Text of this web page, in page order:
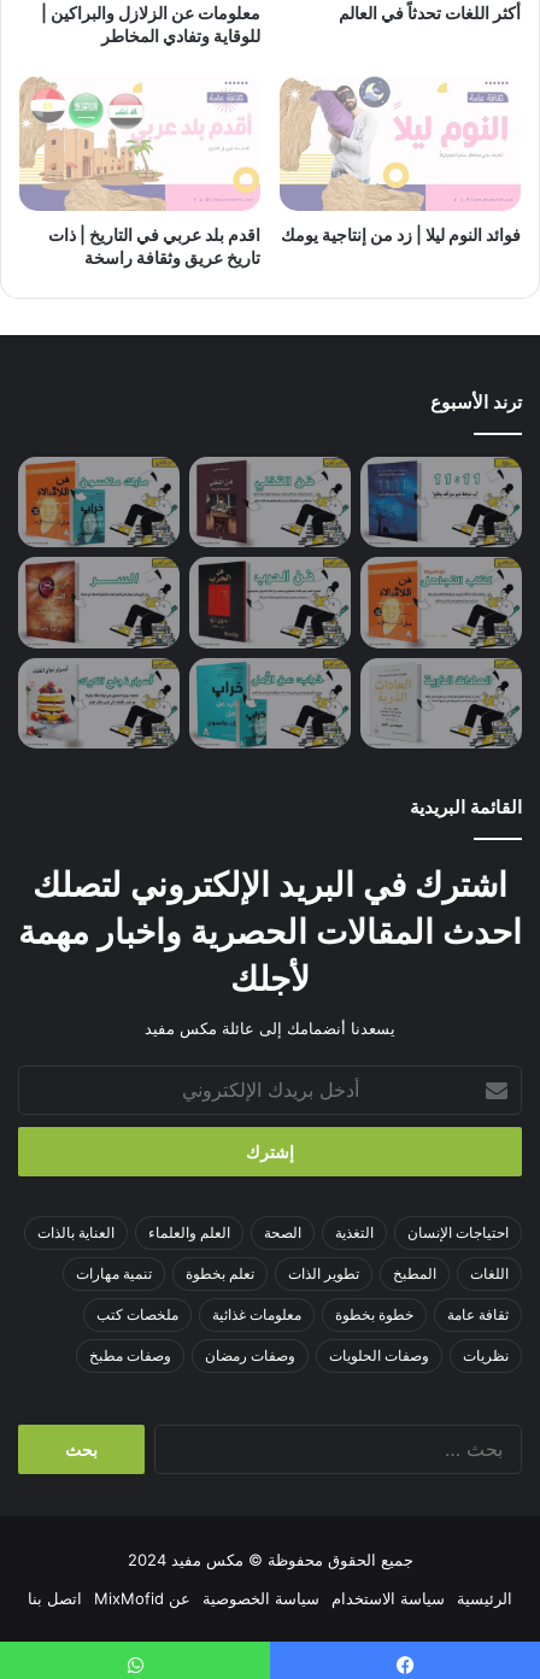
أكثر اللغات تحدثاً في العالم
معلومات عن الزلازل والبراكين |
للوقاية وتفادي المخاطر
فوائد النوم ليلا | زد من إنتاجية يومك
اقدم بلد عربي في التاريخ | ذات
تاريخ عريق وثقافة راسخة
ترند الأسبوع
القائمة البريدية
اشترك في البريد الإلكتروني لتصلك
احدث المقالات الحصرية واخبار مهمة
لأجلك
يسعدنا أنضمامك إلى عائلة مكس مفيد
بريدك
الإلكتروني
احتياجات الإنسان التغذية الصحة العلم والعلماء العناية بالذات
اللغات المطبخ تطوير الذات تعلم بخطوة تنمية مهارات
ثقافة عامة خطوة بخطوة معلومات غذائية ملخصات كتب
نظريات وصفات الحلويات وصفات رمضان وصفات مطبخ
جميع الحقوق محفوظة © مكس مفيد 2024
الرئيسية
سياسة الاستخدام سياسة الخصوصية عن MixMofid اتصل بنا